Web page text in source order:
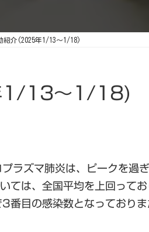
紹介(2025年1/13～1/18)
1/13～1/18)
ラズマ肺炎は、ピークを過
ては、全国平均を上回ってお
目の感染数となっておりま